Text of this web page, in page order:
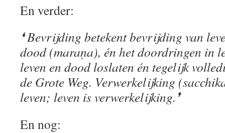
En verder:
❛ Bevrijding betekent bevrijding van
dood (maraṇa), én het doordringen in
leven en dood loslaten én tegelijk
de Grote Weg. Verwerkelijking
leven; leven is verwerkelijking.❜
En nog: